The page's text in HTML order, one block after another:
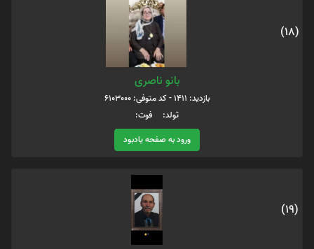
(18)
بانو ناصری
بازدید: 1411 - کد متوفی: 6103000
تولد: فوت:
ورود به صفحه یادبود
(19)